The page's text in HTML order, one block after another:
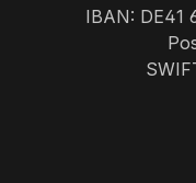
IBAN: DE41